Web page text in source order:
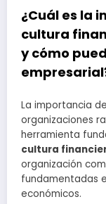
¿Cuál es la
cultura
y cómo
La importancia
organizaciones
herramienta
cultura
organización
fundamentadas
económicos.